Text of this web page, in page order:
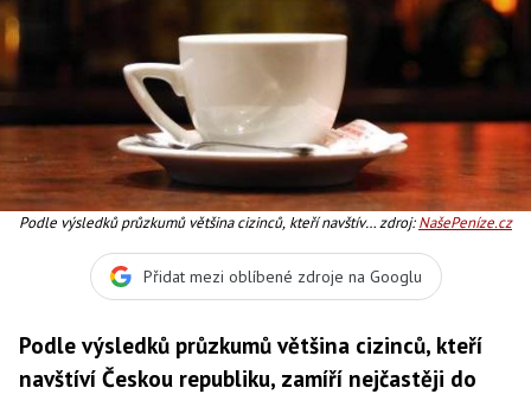
Podle výsledků průzkumů většina cizinců, kteří navštíví
zájmu rozvoje turistického ruchu je tedy třeba
kontrolovat, zda jsou jim nabízeny takové služby, aby
zdroj:NašePeníze.cz
Přidat mezi oblíbené zdroje na Googlu
Podle výsledků průzkumů většina cizinců, kteří
navštíví Českou republiku, zamíří nejčastěji do